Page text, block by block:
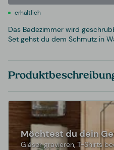
erhältlich
Das Badezimmer wird
Set gehst du dem Schmutz in
Möchtest du dein
Gläser gravieren, T-Shirts